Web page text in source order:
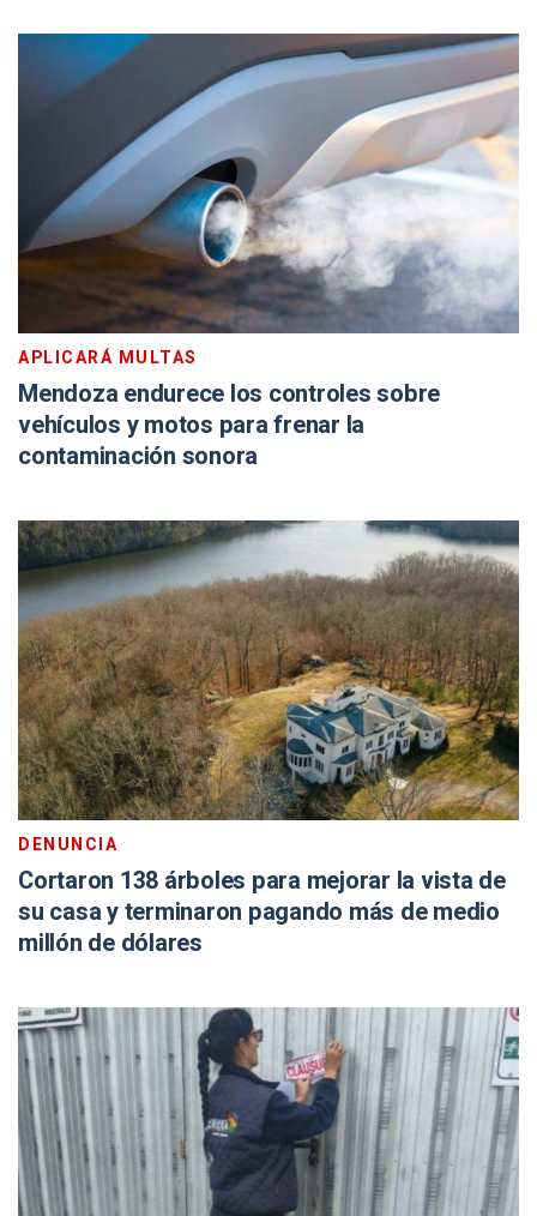
APLICARÁ MULTAS
Mendoza endurece los controles sobre
vehículos y motos para frenar la
contaminación sonora
DENUNCIA
Cortaron 138 árboles para mejorar la vista de
su casa y terminaron pagando más de medio
millón de dólares